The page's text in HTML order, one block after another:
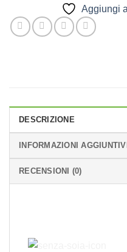
Aggiungi
DESCRIZIONE
INFORMAZIONI
RECENSIONI (0)